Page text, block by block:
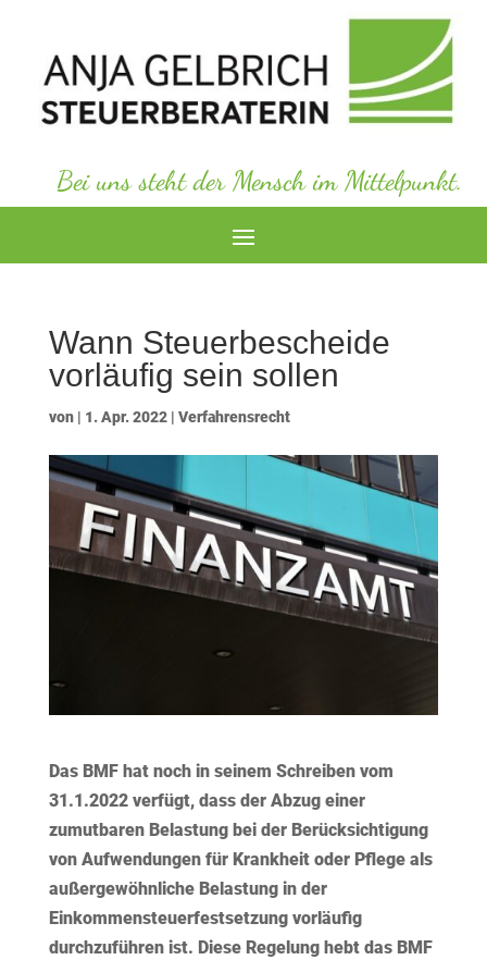
Bei uns steht der Mensch im Mittelpunkt.
Wann Steuerbescheide
vorläufig sein sollen
von | 1. Apr. 2022| Verfahrensrecht
Das BMF hat noch in seinem Schreiben vom
31.1.2022 verfügt, dass der Abzug einer
zumutbaren Belastung bei der Berücksichtigung
von Aufwendungen für Krankheit oder Pflege als
außergewöhnliche Belastung in der
Einkommensteuerfestsetzung vorläufig
durchzuführen ist. Diese Regelung hebt das BMF